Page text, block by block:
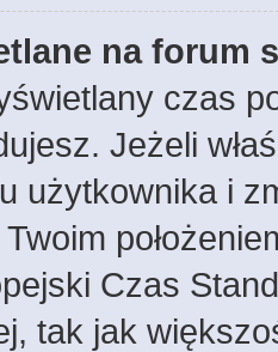
na forum
czas
Jeżeli
użytkownika i
Twoim
Czas
tak jak